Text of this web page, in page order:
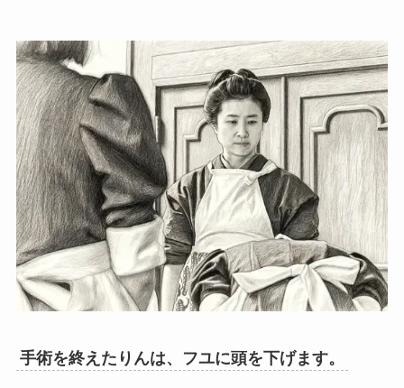
手術を終えたりんは、フユに頭を下げます。